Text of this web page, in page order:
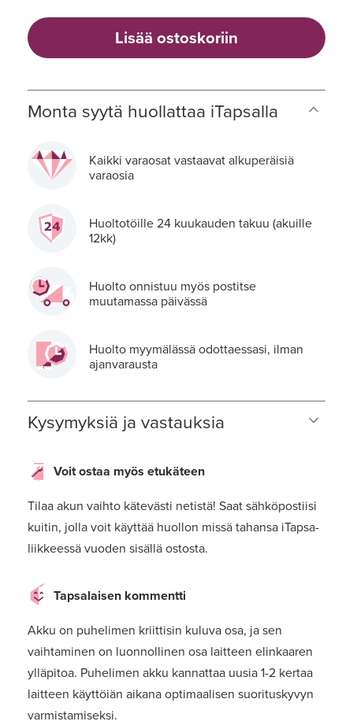
Lisää ostoskoriin
Monta syytä huollattaa iTapsalla
Kaikki varaosat vastaavat alkuperäisiä
varaosia
Huoltotöille 24 kuukauden takuu (akuille
12kk)
Huolto onnistuu myös postitse
muutamassa päivässä
Huolto myymälässä odottaessasi, ilman
ajanvarausta
Kysymyksiä ja vastauksia
Voit ostaa myös etukäteen
Tilaa akun vaihto kätevästi netistä! Saat sähköpostiisi
kuitin, jolla voit käyttää huollon missä tahansa iTapsa-
liikkeessä vuoden sisällä ostosta.
Tapsalaisen kommentti
Akku on puhelimen kriittisin kuluva osa, ja sen
vaihtaminen on luonnollinen osa laitteen elinkaaren
ylläpitoa. Puhelimen akku kannattaa uusia 1-2 kertaa
laitteen käyttöiän aikana optimaalisen suorituskyvyn
varmistamiseksi.